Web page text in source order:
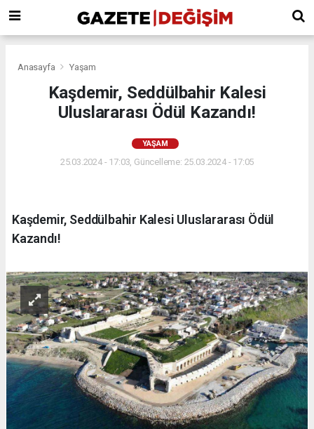
Anasayfa Yaşam
Kaşdemir, Seddülbahir Kalesi
Uluslararası Ödül Kazandı!
YAŞAM
25.03.2024 - 17:03, Güncelleme: 25.03.2024 - 17:05
Kaşdemir, Seddülbahir Kalesi Uluslararası Ödül
Kazandı!